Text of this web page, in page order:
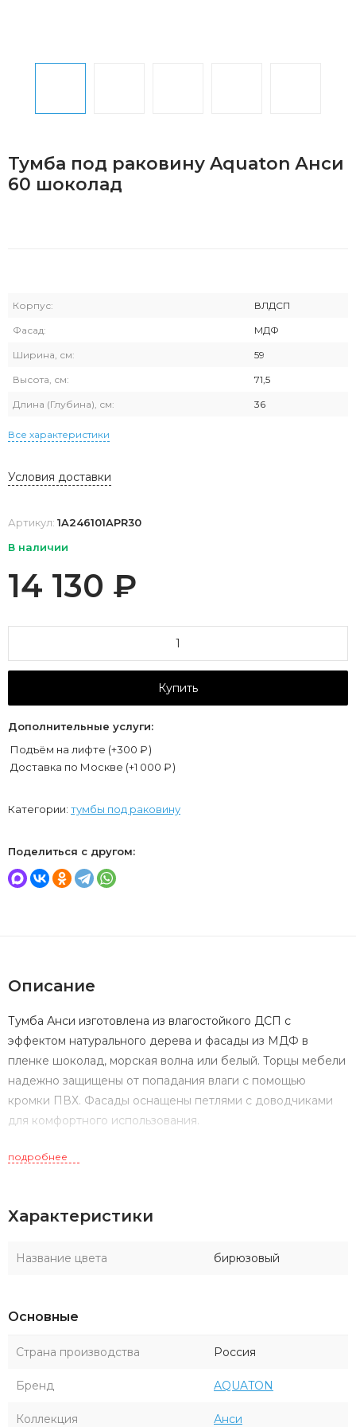
Тумба под раковину Aquaton Анси
60 шоколад
Корпус: ВЛДСП
Фасад: МДФ
Ширина, см: 59
Высота, см: 71,5
Длина (Глубина), см: 36
Все характеристики
Условия доставки
Артикул: 1A246101APR30
В наличии
14 130 ₽
Купить
Дополнительные услуги:
Подъём на лифте (+300 ₽)
Доставка по Москве (+1 000 ₽)
Категории: тумбы под раковину
Поделиться с другом:
Описание
Тумба Анси изготовлена из влагостойкого ДСП с
эффектом натурального дерева и фасады из МДФ в
пленке шоколад, морская волна или белый. Торцы мебели
надежно защищены от попадания влаги с помощью
кромки ПВХ. Фасады оснащены петлями с доводчиками
для комфортного использования.
подробнее
Характеристики
Название цвета бирюзовый
Основные
Страна производства Россия
Бренд AQUATON
Коллекция Анси